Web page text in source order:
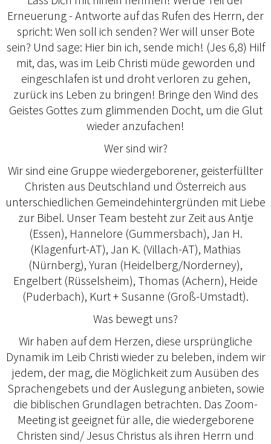
Erneuerung - Antworte auf das Rufen des Herrn, der
spricht: Wen soll ich senden? Wer will unser Bote
sein? Und sage: Hier bin ich, sende mich! (Jes 6,8) Hilf
mit, das, was im Leib Christi müde geworden und
eingeschlafen ist und droht verloren zu gehen,
zurück ins Leben zu bringen! Bringe den Wind des
Geistes Gottes zum glimmenden Docht, um die Glut
wieder anzufachen!
Wer sind wir?
Wir sind eine Gruppe wiedergeborener, geisterfüllter
Christen aus Deutschland und Österreich aus
unterschiedlichen Gemeindehintergründen mit Liebe
zur Bibel. Unser Team besteht zur Zeit aus Antje
(Essen), Hannelore (Gummersbach), Jan H.
(Klagenfurt-AT), Jan K. (Villach-AT), Mathias
(Nürnberg), Yuran (Heidelberg/Norderney),
Engelbert (Rüsselsheim), Thomas (Achern), Heide
(Puderbach), Kurt + Susanne (Groß-Umstadt).
Was bewegt uns?
Wir haben auf dem Herzen, diese ursprüngliche
Dynamik im Leib Christi wieder zu beleben, indem wir
jedem, der mag, die Möglichkeit zum Ausüben des
Sprachengebets und der Auslegung anbieten, sowie
die biblischen Grundlagen betrachten. Das Zoom-
Meeting ist geeignet für alle, die wiedergeborene
Christen sind/ Jesus Christus als ihren Herrn und